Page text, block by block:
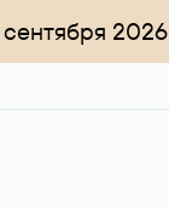
2026